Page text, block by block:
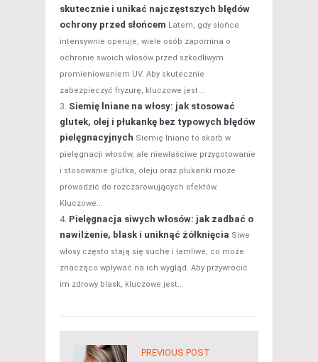
skutecznie i unikać najczęstszych błędów
ochrony przed słońcem Latem, gdy słońce
intensywnie operuje, wiele osób zapomina o
ochronie swoich włosów przed szkodliwym
promieniowaniem UV. Aby skutecznie
zabezpieczyć fryzurę, kluczowe jest...
Siemię lniane na włosy: jak stosować
glutek, olej i płukankę bez typowych błędów
pielęgnacyjnych Siemię lniane to skarb w
pielęgnacji włosów, ale niewłaściwe przygotowanie
i stosowanie glutka, oleju oraz płukanki może
prowadzić do rozczarowujących efektów.
Kluczowe...
Pielęgnacja siwych włosów: jak zadbać o
nawilżenie, blask i uniknąć żółknięcia Siwe
włosy często stają się suche i łamliwe, co może
znacząco wpływać na ich wygląd. Aby przywrócić
im zdrowy blask, kluczowe jest...
PREVIOUS POST